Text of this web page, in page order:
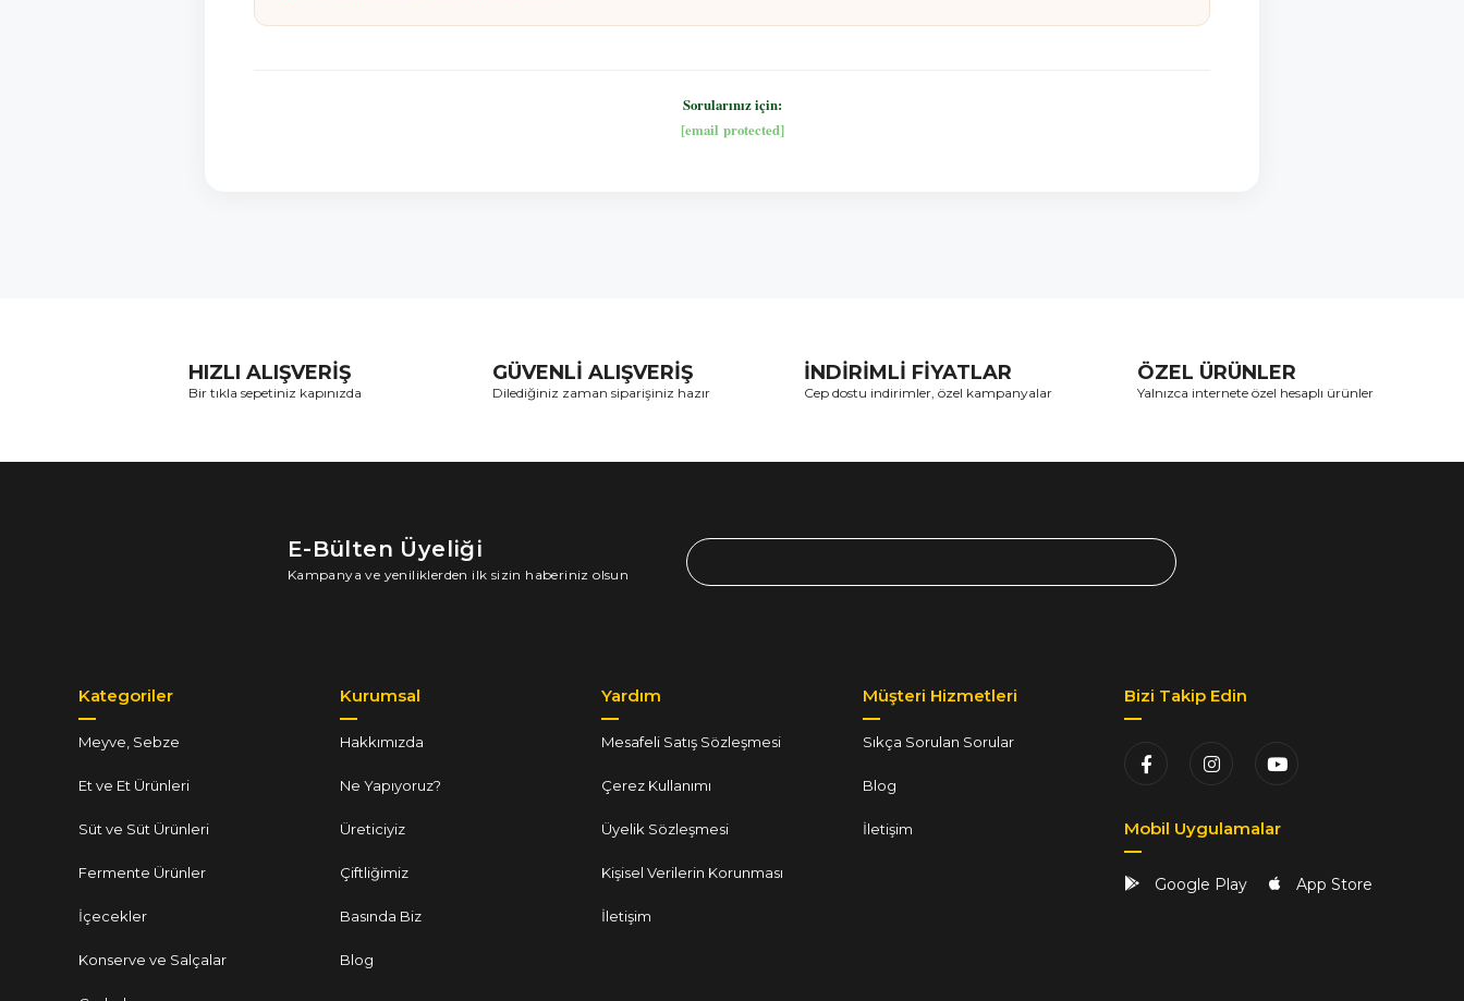
Sorularınız için:
[email protected]
HIZLI ALIŞVERİŞ
Bir tıkla sepetiniz kapınızda
GÜVENLİ ALIŞVERİŞ
Dilediğiniz zaman siparişiniz hazır
İNDİRİMLİ FİYATLAR
Cep dostu indirimler, özel kampanyalar
ÖZEL ÜRÜNLER
Yalnızca internete özel hesaplı ürünler
E-Bülten Üyeliği
Kampanya ve yeniliklerden ilk sizin haberiniz olsun
Kategoriler
Meyve, Sebze
Et ve Et Ürünleri
Süt ve Süt Ürünleri
Fermente Ürünler
İçecekler
Konserve ve Salçalar
Kurumsal
Hakkımızda
Ne Yapıyoruz?
Üreticiyiz
Çiftliğimiz
Basında Biz
Blog
Yardım
Mesafeli Satış Sözleşmesi
Çerez Kullanımı
Üyelik Sözleşmesi
Kişisel Verilerin Korunması
İletişim
Müşteri Hizmetleri
Sıkça Sorulan Sorular
Blog
İletişim
Bizi Takip Edin
Mobil Uygulamalar
Google Play App Store